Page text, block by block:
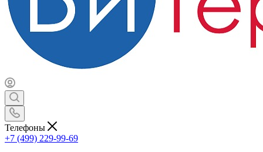
Телефоны
+7 (499) 229-99-69